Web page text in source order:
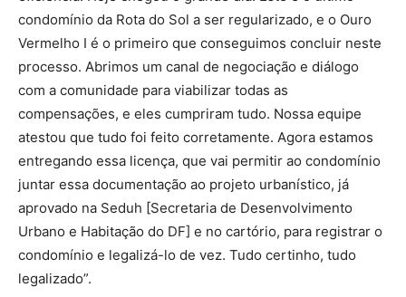
condomínio da Rota do Sol a ser regularizado, e o Ouro
Vermelho I é o primeiro que conseguimos concluir neste
processo. Abrimos um canal de negociação e diálogo
com a comunidade para viabilizar todas as
compensações, e eles cumpriram tudo. Nossa equipe
atestou que tudo foi feito corretamente. Agora estamos
entregando essa licença, que vai permitir ao condomínio
juntar essa documentação ao projeto urbanístico, já
aprovado na Seduh [Secretaria de Desenvolvimento
Urbano e Habitação do DF] e no cartório, para registrar o
condomínio e legalizá-lo de vez. Tudo certinho, tudo
legalizado”.